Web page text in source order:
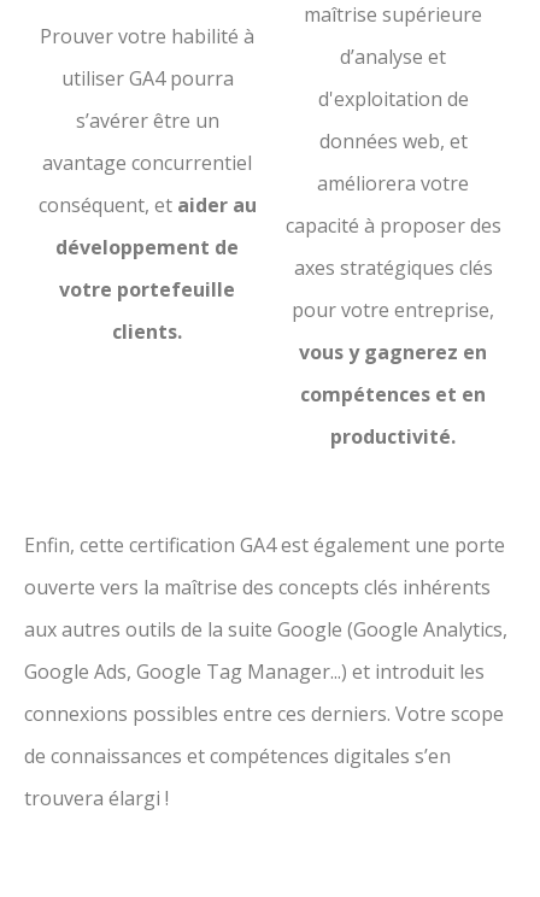
Prouver votre habilité à
utiliser GA4 pourra
s’avérer être un
avantage concurrentiel
conséquent, et aider au
développement de
votre portefeuille
clients.
maîtrise supérieure
d’analyse et
d'exploitation de
données web, et
améliorera votre
capacité à proposer des
axes stratégiques clés
pour votre entreprise,
vous y gagnerez en
compétences et en
productivité.
Enfin, cette certification GA4 est également une porte
ouverte vers la maîtrise des concepts clés inhérents
aux autres outils de la suite Google (Google Analytics,
Google Ads, Google Tag Manager...) et introduit les
connexions possibles entre ces derniers. Votre scope
de connaissances et compétences digitales s’en
trouvera élargi !